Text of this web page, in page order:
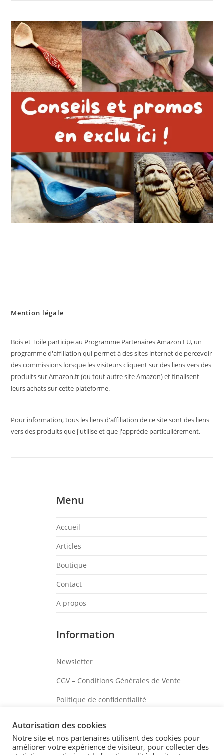
Mention légale
Bois et Toile participe au Programme Partenaires Amazon EU, un
programme d'affiliation qui permet à des sites internet de percevoir
des commissions lorsque les visiteurs cliquent sur des liens vers des
produits sur Amazon.fr (ou tout autre site Amazon) et finalisent
leurs achats sur cette plateforme.
Pour information, tous les liens d'affiliation de ce site sont des liens
vers des produits que j'utilise et que j'apprécie particulièrement.
Menu
Accueil
Articles
Boutique
Contact
A propos
Information
Newsletter
CGV – Conditions Générales de Vente
Politique de confidentialité
Suivez-Moi
Autorisation des cookies
Notre site et nos partenaires utilisent des cookies pour
améliorer votre expérience de visiteur, pour collecter des